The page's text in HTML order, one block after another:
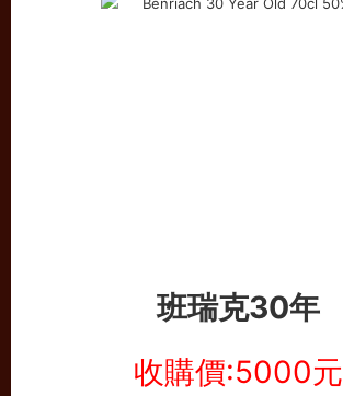
班瑞克30年
收購價:5000元